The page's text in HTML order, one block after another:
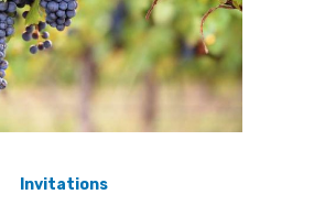
Invitations